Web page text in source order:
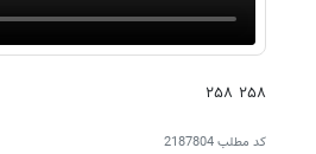
۲۵۸ ۲۵۸
کد مطلب2187804